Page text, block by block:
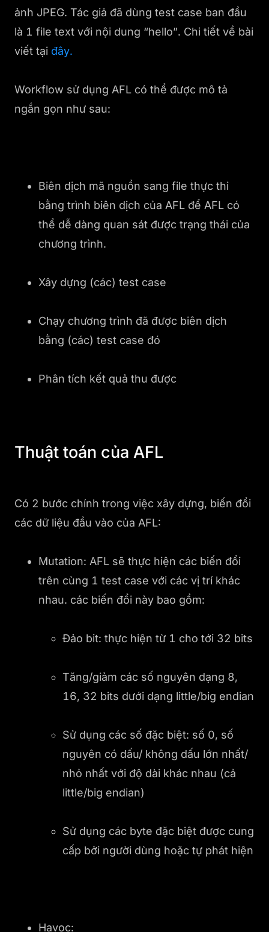
ảnh JPEG. Tác giả đã dùng test case ban đầu
là 1 file text với nội dung “hello”. Chi tiết về bài
viết tại đây.
Workflow sử dụng AFL có thể được mô tả
ngắn gọn như sau:
Biên dịch mã nguồn sang file thực thi
bằng trình biên dịch của AFL để AFL có
thể dễ dàng quan sát được trạng thái của
chương trình.
Xây dựng (các) test case
Chạy chương trình đã được biên dịch
bằng (các) test case đó
Phân tích kết quả thu được
Thuật toán của AFL
Có 2 bước chính trong việc xây dựng, biến đổi
các dữ liệu đầu vào của AFL:
Mutation: AFL sẽ thực hiện các biến đổi
trên cùng 1 test case với các vị trí khác
nhau. các biến đổi này bao gồm:
Đảo bit: thực hiện từ 1 cho tới 32 bits
Tăng/giảm các số nguyên dạng 8,
16, 32 bits dưới dạng little/big endian
Sử dụng các số đặc biệt: số 0, số
nguyên có dấu/ không dấu lớn nhất/
nhỏ nhất với độ dài khác nhau (cả
little/big endian)
Sử dụng các byte đặc biệt được cung
cấp bởi người dùng hoặc tự phát hiện
Havoc: